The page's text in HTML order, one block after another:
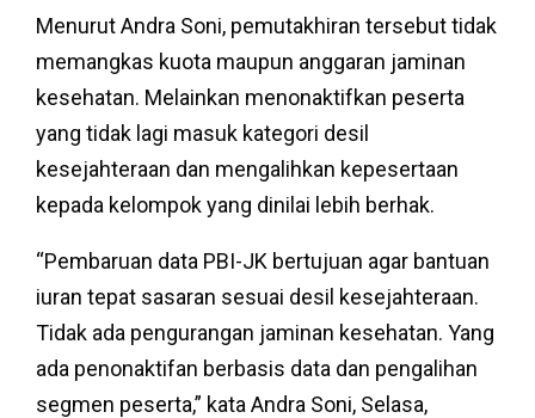
Menurut Andra Soni, pemutakhiran tersebut tidak
memangkas kuota maupun anggaran jaminan
kesehatan. Melainkan menonaktifkan peserta
yang tidak lagi masuk kategori desil
kesejahteraan dan mengalihkan kepesertaan
kepada kelompok yang dinilai lebih berhak.
“Pembaruan data PBI-JK bertujuan agar bantuan
iuran tepat sasaran sesuai desil kesejahteraan.
Tidak ada pengurangan jaminan kesehatan. Yang
ada penonaktifan berbasis data dan pengalihan
segmen peserta,” kata Andra Soni, Selasa,